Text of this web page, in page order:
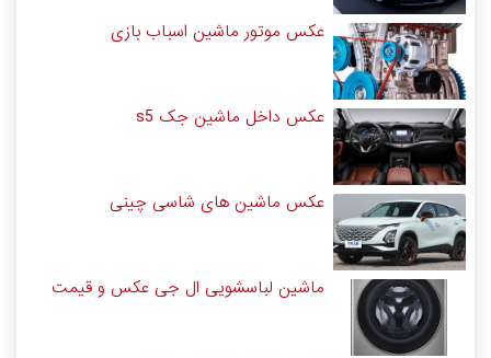
عکس موتور ماشین اسباب بازی
عکس داخل ماشین جک s5
عکس ماشین های شاسی چینی
ماشین لباسشویی ال جی عکس و قیمت